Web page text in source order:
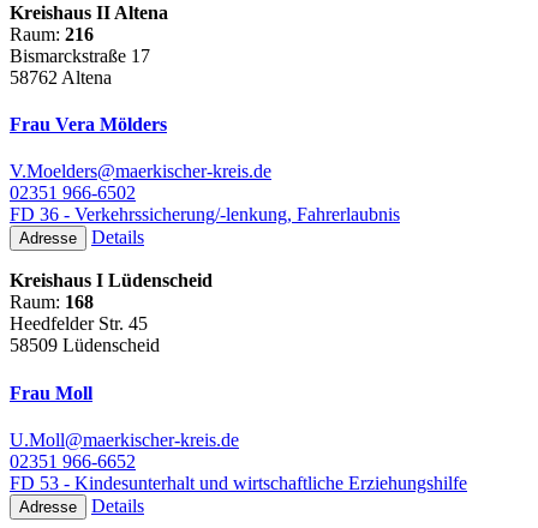
Kreishaus II Altena
Raum: 216
Bismarckstraße 17
58762 Altena
Frau Vera Mölders
V.Moelders@maerkischer-kreis.de
02351 966-6502
FD 36 - Verkehrssicherung/-lenkung, Fahrerlaubnis
Adresse Details
Kreishaus I Lüdenscheid
Raum: 168
Heedfelder Str. 45
58509 Lüdenscheid
Frau Moll
U.Moll@maerkischer-kreis.de
02351 966-6652
FD 53 - Kindesunterhalt und wirtschaftliche Erziehungshilfe
Adresse Details